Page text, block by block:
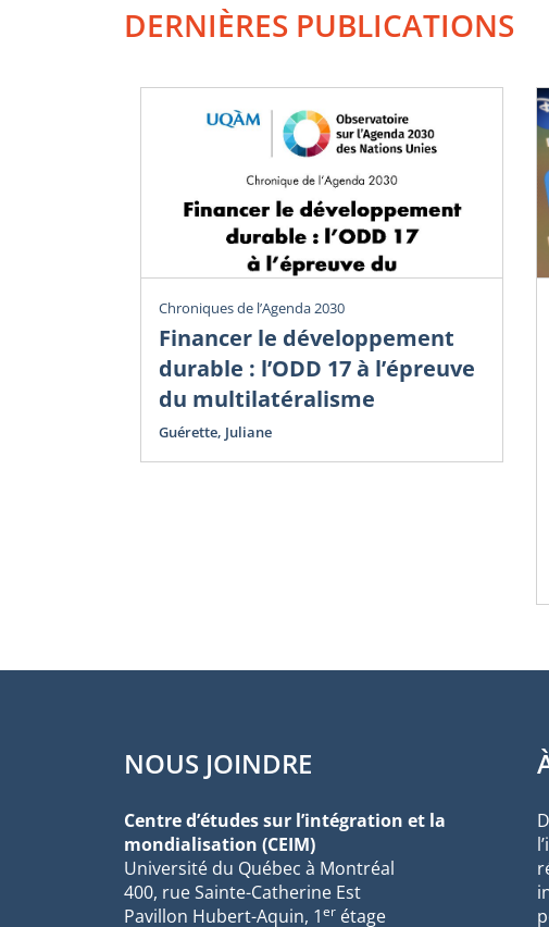
DERNIÈRES PUBLICATIONS
Chroniques de l’Agenda 2030
Financer le développement
durable : l’ODD 17 à l’épreuve
du multilatéralisme
Guérette, Juliane
NOUS JOINDRE
Centre d’études sur l’intégration et la
mondialisation (CEIM)
Université du Québec à Montréal
400, rue Sainte-Catherine Est
Pavillon Hubert-Aquin, 1er étage